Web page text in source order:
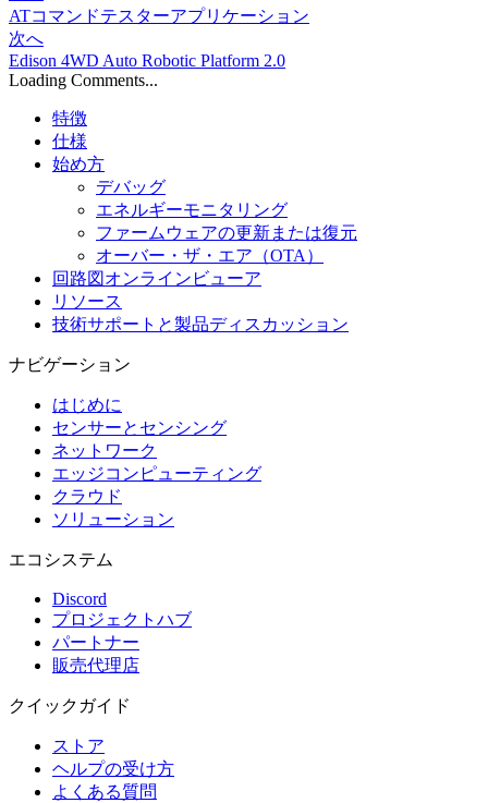
ATコマンドテスターアプリケーション
次へ
Edison 4WD Auto Robotic Platform 2.0
Loading Comments...
特徴
仕様
始め方
デバッグ
エネルギーモニタリング
ファームウェアの更新または復元
オーバー・ザ・エア（OTA）
回路図オンラインビューア
リソース
技術サポートと製品ディスカッション
ナビゲーション
はじめに
センサーとセンシング
ネットワーク
エッジコンピューティング
クラウド
ソリューション
エコシステム
Discord
プロジェクトハブ
パートナー
販売代理店
クイックガイド
ストア
ヘルプの受け方
よくある質問